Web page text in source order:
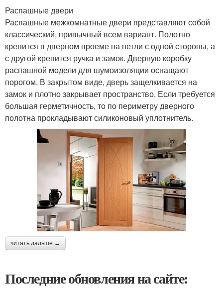
Распашные двери
Распашные межкомнатные двери представляют собой
классический, привычный всем вариант. Полотно
крепится в дверном проеме на петли с одной стороны, а
с другой крепится ручка и замок. Дверную коробку
распашной модели для шумоизоляции оснащают
порогом. В закрытом виде, дверь защелкивается на
замок и плотно закрывает пространство. Если требуется
большая герметичность, то по периметру дверного
полотна прокладывают силиконовый уплотнитель.
читать дальше →
Последние обновления на сайте: